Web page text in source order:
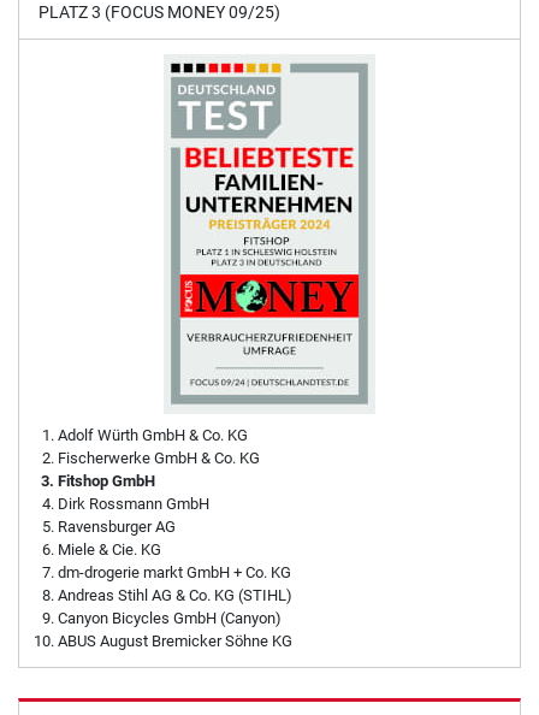
PLATZ 3 (FOCUS MONEY 09/25)
Adolf Würth GmbH & Co. KG
Fischerwerke GmbH & Co. KG
Fitshop GmbH
Dirk Rossmann GmbH
Ravensburger AG
Miele & Cie. KG
dm-drogerie markt GmbH + Co. KG
Andreas Stihl AG & Co. KG (STIHL)
Canyon Bicycles GmbH (Canyon)
ABUS August Bremicker Söhne KG